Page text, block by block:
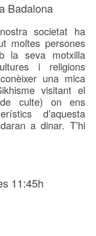
Badalona
societat ha
moltes persones
la seva motxilla
i religions
una mica
visitant el
culte) on ens
d’aquesta
a dinar. T’hi
11:45h